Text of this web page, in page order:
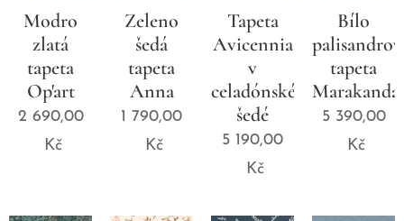
Modro
zlatá
tapeta
Op'art
2 690,00
Kč
Zeleno
šedá
tapeta
Anna
1 790,00
Kč
Tapeta
Avicennia
v
celadónské
šedé
5 190,00
Kč
Bílo
tapeta
Marakanda
5 390,00
Kč